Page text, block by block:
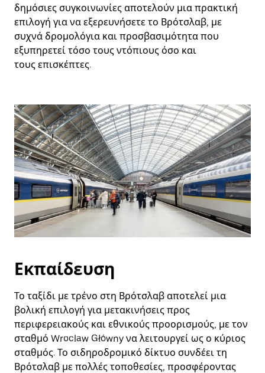
δημόσιες συγκοινωνίες αποτελούν μια πρακτική
επιλογή για να εξερευνήσετε το Βρότσλαβ, με
συχνά δρομολόγια και προσβασιμότητα που
εξυπηρετεί τόσο τους ντόπιους όσο και
τους επισκέπτες.
Εκπαίδευση
Το ταξίδι με τρένο στη Βρότσλαβ αποτελεί μια
βολική επιλογή για μετακινήσεις προς
περιφερειακούς και εθνικούς προορισμούς, με τον
σταθμό Wroclaw Główny να λειτουργεί ως ο κύριος
σταθμός. Το σιδηροδρομικό δίκτυο συνδέει τη
Βρότσλαβ με πολλές τοποθεσίες, προσφέροντας